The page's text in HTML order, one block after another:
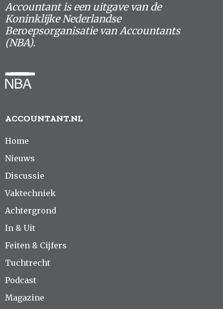
Accountant is een uitgave van de
Koninklijke Nederlandse
Beroepsorganisatie van Accountants
(NBA).
ACCOUNTANT.NL
Home
Nieuws
Discussie
Vaktechniek
Achtergrond
In & Uit
Feiten & Cijfers
Tuchtrecht
Podcast
Magazine